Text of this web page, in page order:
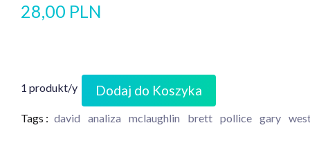
28,00 PLN
1 produkt/y Dodaj do Koszyka
Tags : david analiza mclaughlin brett pollice gary